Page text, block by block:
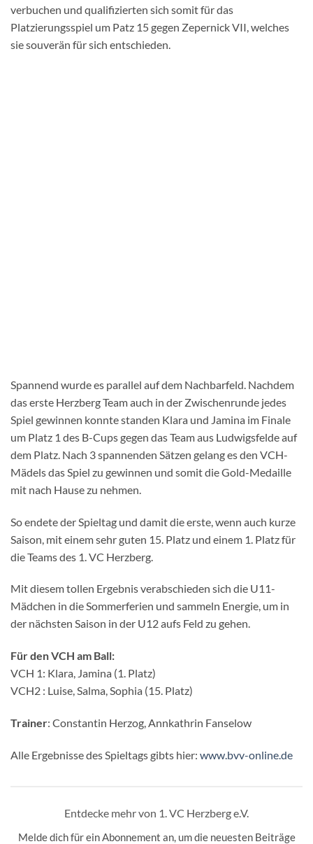
verbuchen und qualifizierten sich somit für das
Platzierungsspiel um Patz 15 gegen Zepernick VII, welches
sie souverän für sich entschieden.
Spannend wurde es parallel auf dem Nachbarfeld. Nachdem
das erste Herzberg Team auch in der Zwischenrunde jedes
Spiel gewinnen konnte standen Klara und Jamina im Finale
um Platz 1 des B-Cups gegen das Team aus Ludwigsfelde auf
dem Platz. Nach 3 spannenden Sätzen gelang es den VCH-
Mädels das Spiel zu gewinnen und somit die Gold-Medaille
mit nach Hause zu nehmen.
So endete der Spieltag und damit die erste, wenn auch kurze
Saison, mit einem sehr guten 15. Platz und einem 1. Platz für
die Teams des 1. VC Herzberg.
Mit diesem tollen Ergebnis verabschieden sich die U11-
Mädchen in die Sommerferien und sammeln Energie, um in
der nächsten Saison in der U12 aufs Feld zu gehen.
Für den VCH am Ball:
VCH 1: Klara, Jamina (1. Platz)
VCH2 : Luise, Salma, Sophia (15. Platz)
Trainer: Constantin Herzog, Annkathrin Fanselow
Alle Ergebnisse des Spieltags gibts hier: www.bvv-online.de
Entdecke mehr von 1. VC Herzberg e.V.
Melde dich für ein Abonnement an, um die neuesten Beiträge